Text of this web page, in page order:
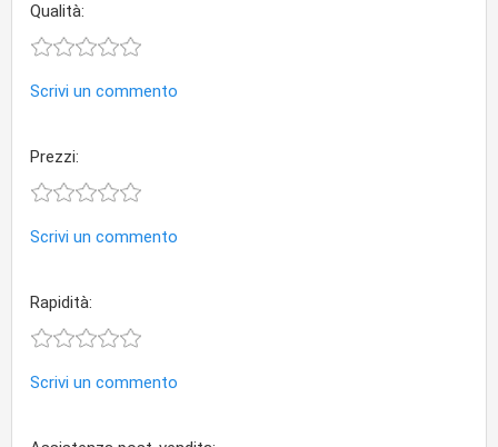
Qualità:
Scrivi un commento
Prezzi:
Scrivi un commento
Rapidità:
Scrivi un commento